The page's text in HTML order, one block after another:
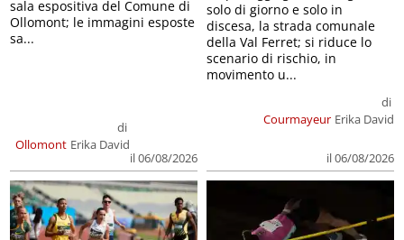
Ollomont
di
Erika David
il 06/08/2026
sala espositiva del Comune di
Ollomont; le immagini esposte
sa...
Courmayeur
di
Erika David
il 06/08/2026
solo di giorno e solo in
discesa, la strada comunale
della Val Ferret; si riduce lo
scenario di rischio, in
movimento u...